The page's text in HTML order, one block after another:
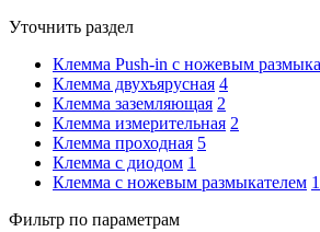
Уточнить раздел
Клемма Push-in с ножевым
Клемма двухъярусная 4
Клемма заземляющая 2
Клемма измерительная 2
Клемма проходная 5
Клемма с диодом 1
Клемма с ножевым размыкателем 1
Фильтр по параметрам